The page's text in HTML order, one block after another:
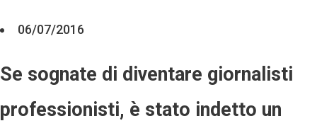
06/07/2016
Se sognate di diventare giornalisti
professionisti, è stato indetto un